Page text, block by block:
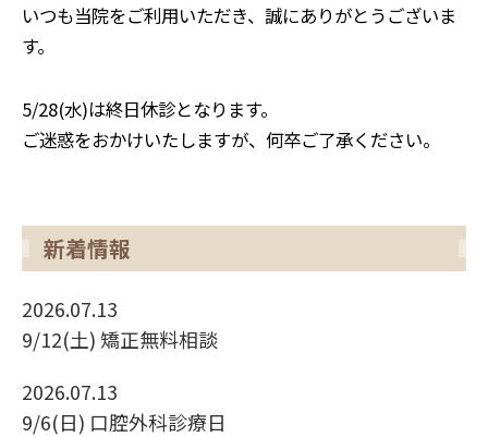
いつも当院をご利用いただき、誠にありがとうございま
す。
5/28(水)は終日休診となります。
ご迷惑をおかけいたしますが、何卒ご了承ください。
新着情報
2026.07.13
9/12(土) 矯正無料相談
2026.07.13
9/6(日) 口腔外科診療日